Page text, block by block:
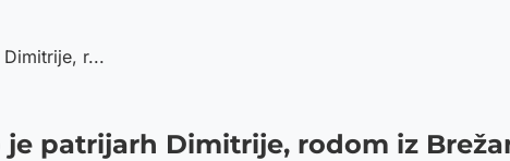
r...
patrijarh Dimitrije, rodom iz